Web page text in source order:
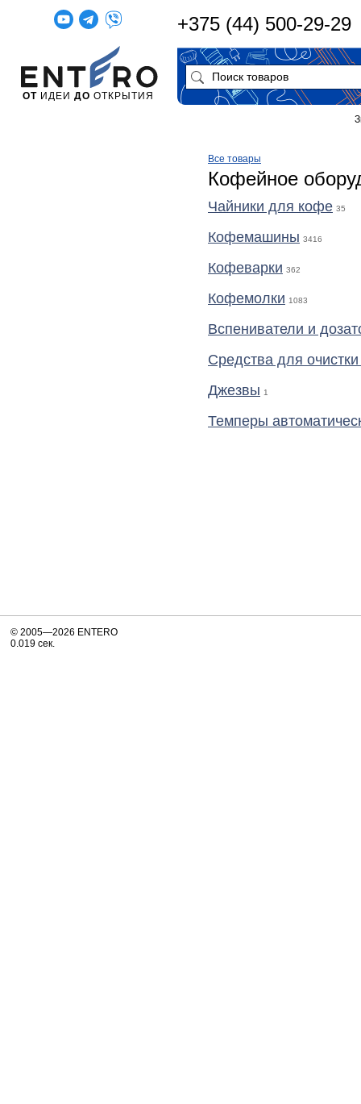
Все товары
Кофейное
Чайники для кофе 35
Кофемашины 3416
Кофеварки 362
Кофемолки 1083
Вспениватели и
Средства для
Джезвы 1
Темперы
ОТ ИДЕИ ДО ОТКРЫТИЯ
+375 (44) 500-29-29
© 2005—2026 ENTERO
0.019 сек.